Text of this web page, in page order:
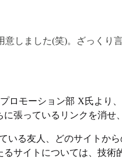
意しました(笑)。ざっくり
ロモーション部 X氏より
に張っているリンクを消せ
いる友人、どのサイトか
サイトについては、技術